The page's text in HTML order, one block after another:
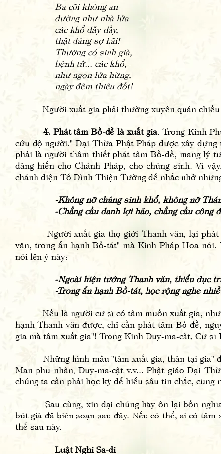
Ba cõi không an
dường như nhà lửa
các khổ dẫy đầy,
thật đáng sợ hãi!
Thường có sinh già,
bệnh tử... các khổ,
như ngọn lửa hừng,
ngày đêm thiêu đốt!
Người xuất gia phải thường xuyên quán chiếu
4. Phát tâm Bồ-đề là xuất gia. Trong Kinh
cứu độ người." Đại Thừa Phật Pháp được xây
phải là người thâm thiết phát tâm Bồ-đề, mang lý
dâng hiến cho Chánh Pháp, cho chúng sinh. Vì
chánh điện Tổ Đình Thiện Tường để nhắc nhở
-Không nỡ chúng sinh khổ, không nỡ
-Chẳng cầu danh lợi hão, chẳng cầu
Người xuất gia thọ giới Thanh văn, lại phát
văn, trong ẩn hạnh Bồ-tát" mà Kinh Pháp Hoa
nói lên ý này:
-Ngoài hiện tướng Thanh văn, thiểu dục
-Trong ẩn hạnh Bồ-tát, học rộng nghe
Nếu là người cư sĩ có tâm muốn xuất gia,
hạnh Thanh văn được, chỉ cần phát tâm Bồ-đề,
gia mà tâm xuất gia"! Trong Kinh Duy-ma-cật, Cư
Những hình mẫu "tâm xuất gia, thân tại gia"
Man phu nhân, Duy-ma-cật v.v... Phật giáo Đại
chúng ta cần phải học kỹ để hiểu sâu tin chắc,
Sau cùng, xin đại chúng hãy ôn lại bốn nghĩa
bút giả đã biên soạn sau đây. Nếu có thể, ai có
thế sau này.
Luật Nghi Sa-di